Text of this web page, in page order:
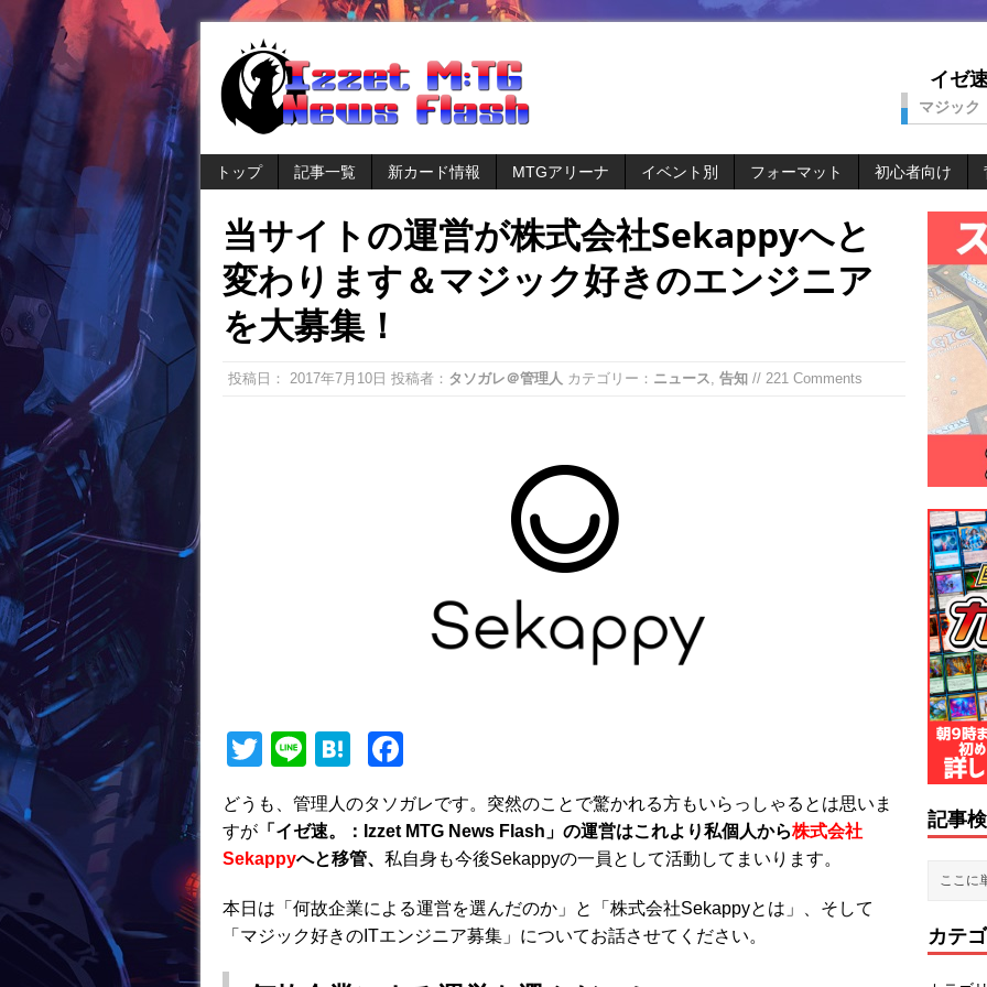
イゼ
マジック
トップ 記事一覧 新カード情報 MTGアリーナ イベント別 フォーマット 初心者向け
当サイトの運営が株式会社Sekappyへと
変わります＆マジック好きのエンジニア
を大募集！
投稿日： 2017年7月10日 投稿者： タソガレ＠管理人 カテゴリー： ニュース, 告知 // 221 Comments
T
itt
er
Li
e
H
e
n
a
c
e
b
o
どうも、管理人のタソガレです。突然のことで驚かれる方もいらっしゃるとは思いま
すが 「イゼ速。：Izzet MTG News Flash」の運営はこれより私個人から株式会社
Sekappyへと移管、 私自身も今後Sekappyの一員として活動してまいります。
本日は「何故企業による運営を選んだのか」と「株式会社Sekappyとは」、そして
「マジック好きのITエンジニア募集」についてお話させてください。
記事
カテ